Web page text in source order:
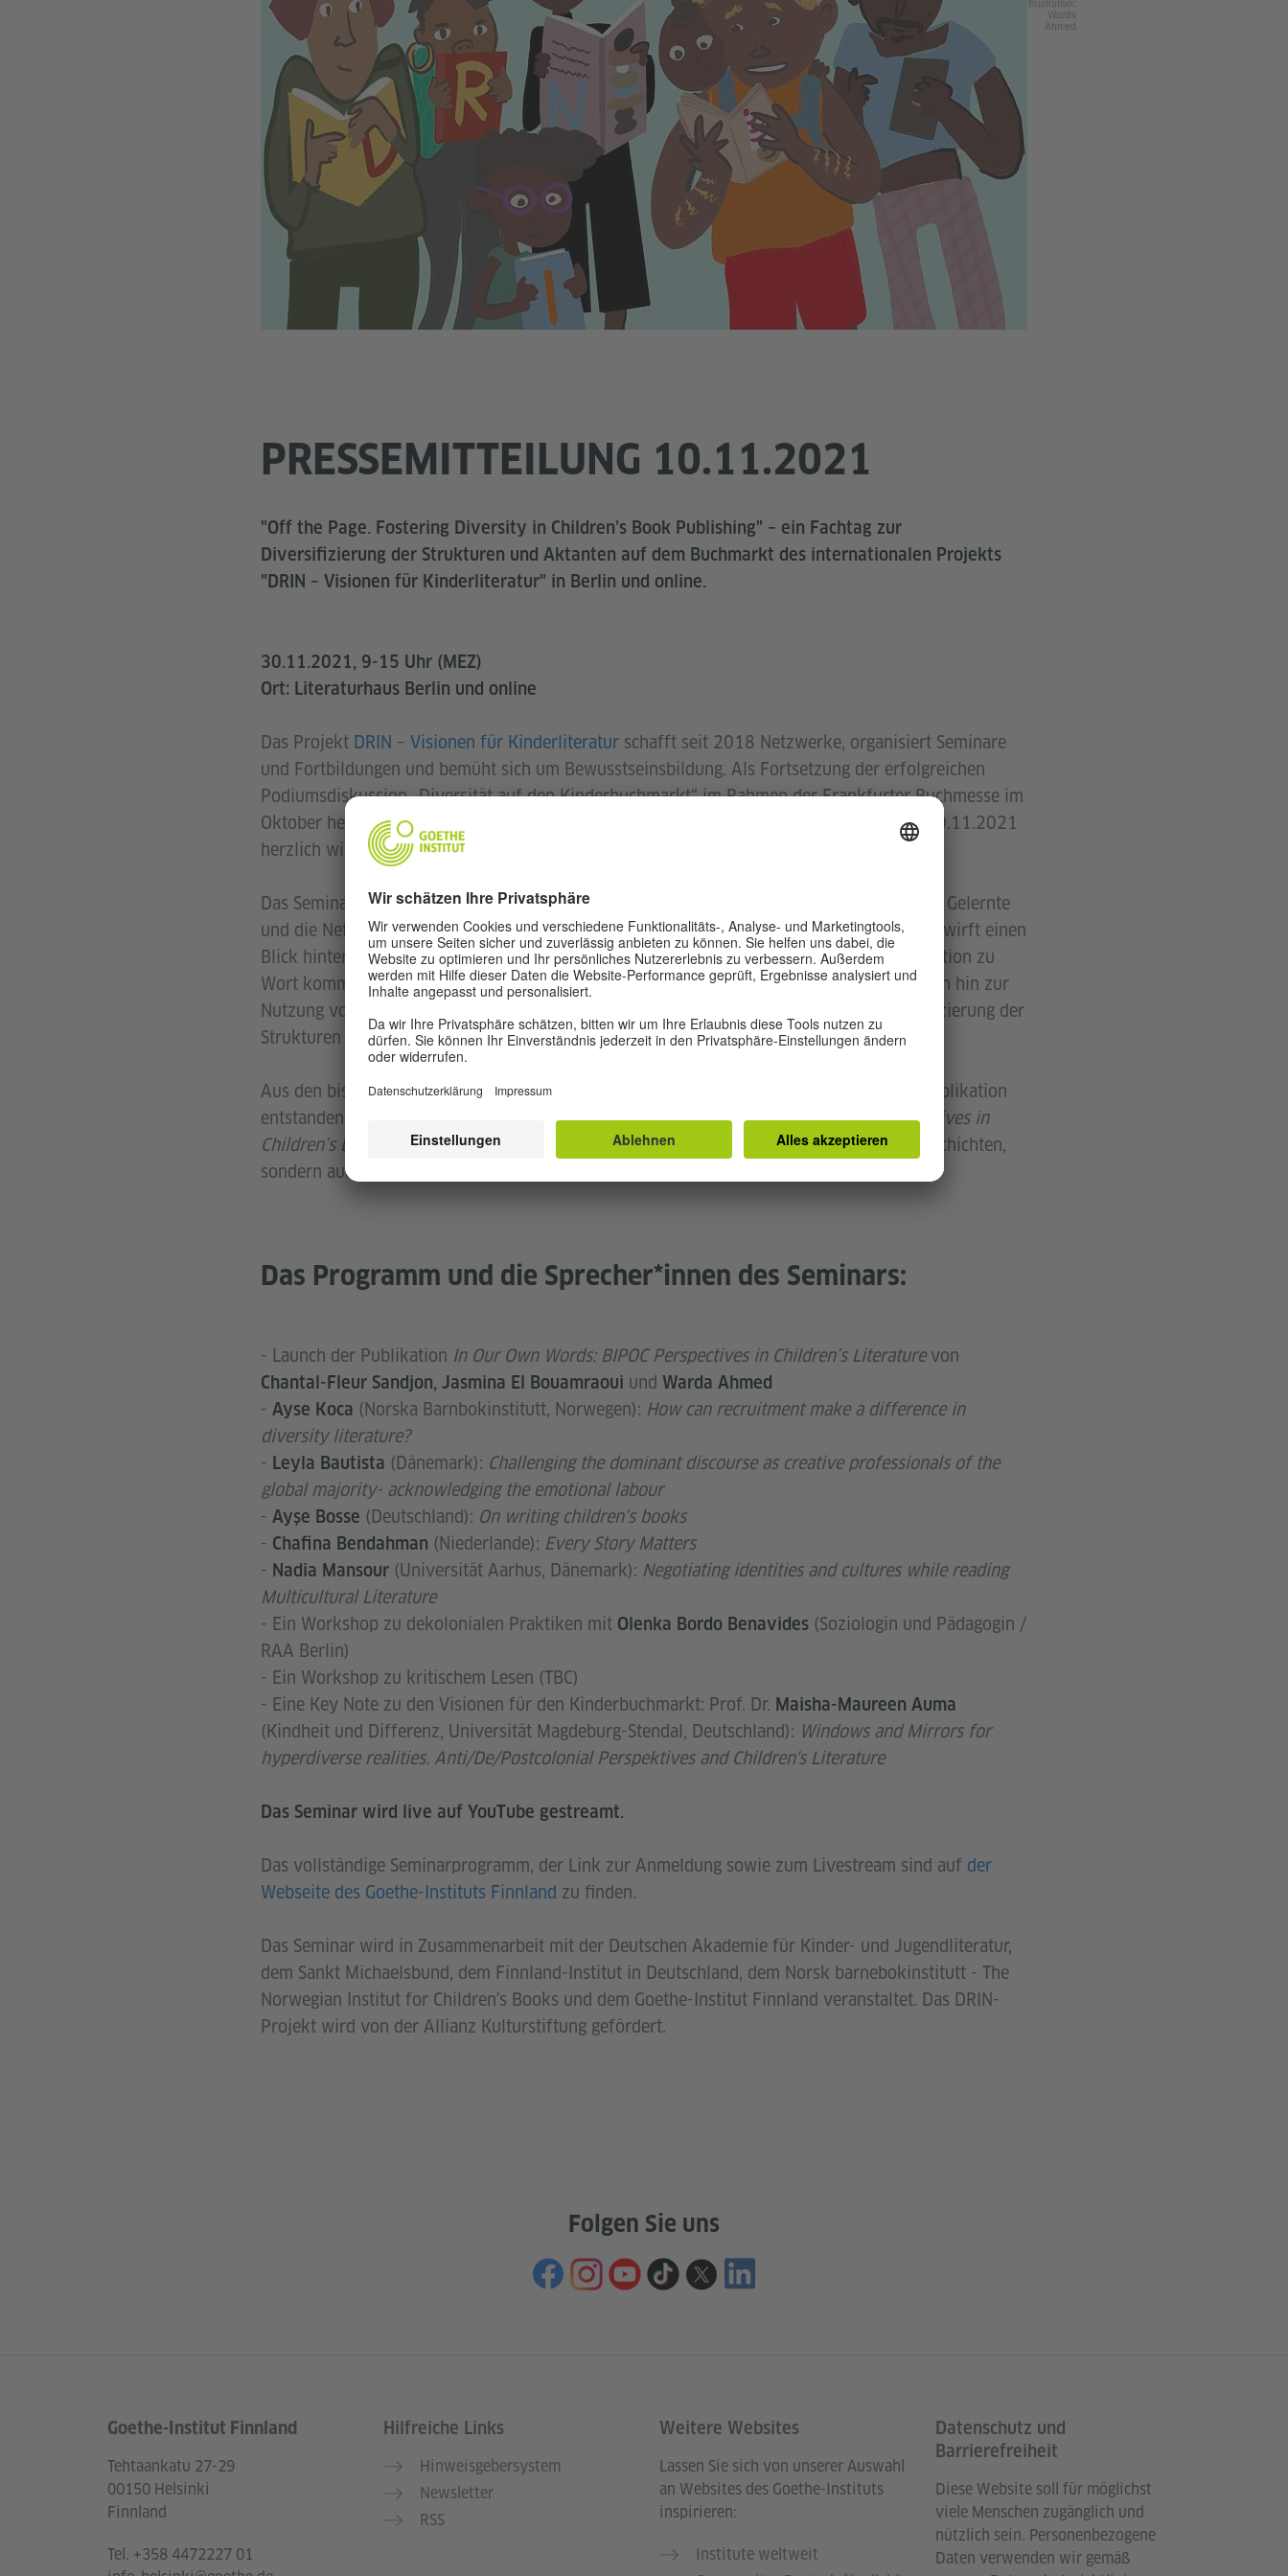
Warda
Ahmed
PRESSEMITTEILUNG 10.11.2021
"Off the Page. Fostering Diversity in Children’s Book Publishing" – ein Fachtag zur
Diversifizierung der Strukturen und Aktanten auf dem Buchmarkt des internationalen Projekts
"DRIN – Visionen für Kinderliteratur" in Berlin und online.
30.11.2021, 9-15 Uhr (MEZ)
Ort: Literaturhaus Berlin und online
Das Projekt DRIN – Visionen für Kinderliteratur schafft seit 2018 Netzwerke, organisiert Seminare
und Fortbildungen und bemüht sich um Bewusstseinsbildung. Als Fortsetzung der erfolgreichen
Podiumsdiskussion „Diversität auf den Kinderbuchmarkt“ im Rahmen der Frankfurter Buchmesse im
Oktober heißt das Projekt Sie nun zu einem eintägigen Seminar in Berlin und online am 30.11.2021
herzlich willkommen.
Das Seminar „Off the Page. Fostering Diversity in Children’s Book Publishing”
bringt das Gelernte
und die Netzwerke, die durch das DRIN-Projekt seit 2018 entstanden sind, zusammen. Es wirft einen
Blick hinter die Strukturen, indem Stimmen aus unterschiedlichen Phasen der Buchproduktion zu
Wort kommen: von der Ausbildung hin zum Schreiben und Illustrieren, von der Publikation hin zur
Nutzung von Büchern in Bibliotheken und Schulen. Das Ziel des Seminars ist, die Diversifizierung der
Strukturen und Akteuren auf dem Kinderbuchmarkt zu diskutieren und voranzutreiben.
Aus den bisherigen Veranstaltungen, Netzwerken und Gesprächen des Projekts ist eine Publikation
entstanden, die während des Fachtags gelauncht wird:In Our Own Words: BIPOC Perspectives in
Children’s Literaturefokussiert auf die Relevanz von mehr Diversität nicht nur in den Geschichten,
sondern auch in den Strukturen der Literaturbranche.
Das Programm und die Sprecher*innen des Seminars:
- Launch der Publikation In Our Own Words: BIPOC Perspectives in Children’s Literaturevon
Chantal-Fleur Sandjon, Jasmina El Bouamraoui und Warda Ahmed
- Ayse Koca (Norska Barnbokinstitutt, Norwegen): How can recruitment make a difference in
diversity literature?
- Leyla Bautista (Dänemark): Challenging the dominant discourse as creative professionals of the
global majority- acknowledging the emotional labour
- Ayşe Bosse (Deutschland): On writing children’s books
- Chafina Bendahman (Niederlande): Every Story Matters
- Nadia Mansour (Universität Aarhus, Dänemark): Negotiating identities and cultures while reading
Multicultural Literature
- Ein Workshop zu dekolonialen Praktiken mit Olenka Bordo Benavides (Soziologin und Pädagogin /
RAA Berlin)
- Ein Workshop zu kritischem Lesen (TBC)
- Eine Key Note zu den Visionen für den Kinderbuchmarkt: Prof. Dr. Maisha-Maureen Auma
(Kindheit und Differenz, Universität Magdeburg-Stendal, Deutschland): Windows and Mirrors for
hyperdiverse realities. Anti/De/Postcolonial Perspektives and Children's Literature
Das Seminar wird live auf YouTube gestreamt.
Das vollständige Seminarprogramm, der Link zur Anmeldung sowie zum Livestream sind auf der
Webseite des Goethe-Instituts Finnland zu finden.
Das Seminar wird in Zusammenarbeit mit der Deutschen Akademie für Kinder- und Jugendliteratur,
dem Sankt Michaelsbund, dem Finnland-Institut in Deutschland, dem Norsk barnebokinstitutt - The
Norwegian Institut for Children's Books und dem Goethe-Institut Finnland veranstaltet. Das DRIN-
Projekt wird von der Allianz Kulturstiftung gefördert.
Folgen Sie uns
Service- und Informationsbereich
Goethe-Institut Finnland
Tehtaankatu 27-29
00150 Helsinki
Finnland
Tel. +358 4472227 01
Hilfreiche Links
Hinweisgebersystem
Newsletter
RSS
Weitere Websites
Lassen Sie sich von unserer Auswahl
an Websites des Goethe-Instituts
inspirieren:
Institute weltweit
Datenschutz und
Barrierefreiheit
Diese Website soll für möglichst
viele Menschen zugänglich und
nützlich sein. Personenbezogene
Daten verwenden wir gemäß